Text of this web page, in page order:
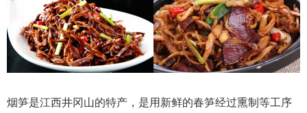
烟笋是江西井冈山的特产，是用新鲜的春笋经过熏制等工序